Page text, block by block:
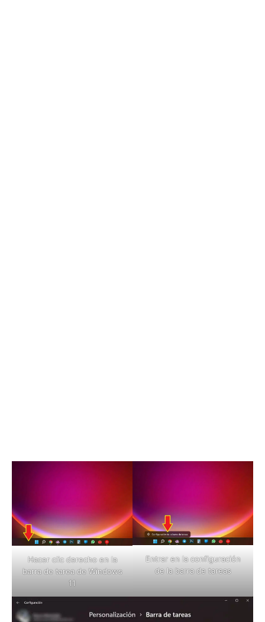
Hacer clic derecho en la
barra de tarea de Windows
11
Entrar en la configuración
de la barra de tareas